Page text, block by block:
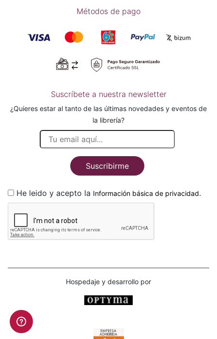
Métodos de pago
Suscríbete a nuestra newsletter
¿Quieres estar al tanto de las últimas novedades y eventos de
la librería?
Suscribirme
He leido y acepto la Información básica de privacidad.
Hospedaje y desarrollo por